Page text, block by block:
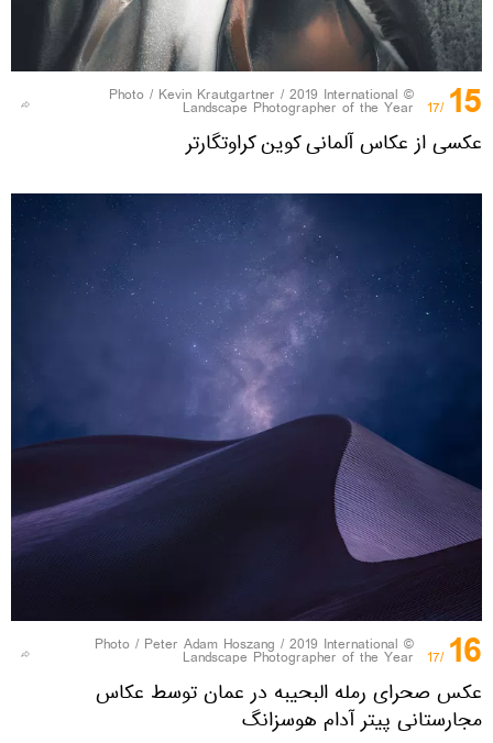
15
/17
© Photo /
Kevin Krautgartner / 2019 International
Landscape Photographer of the Year
عکسی از عکاس آلمانی کوین کراوتگارتر
16
/17
© Photo /
Peter Adam Hoszang / 2019 International
Landscape Photographer of the Year
عکس صحرای رمله البحیبه در عمان توسط عکاس
مجارستانی پیتر آدام هوسزانگ